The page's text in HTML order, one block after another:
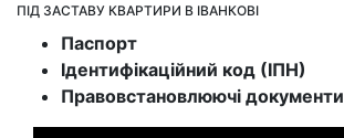
ПІД ЗАСТАВУ КВАРТИРИ В ІВАНКОВІ
Паспорт
Ідентифікаційний код (ІПН)
Правовстановлюючі документи